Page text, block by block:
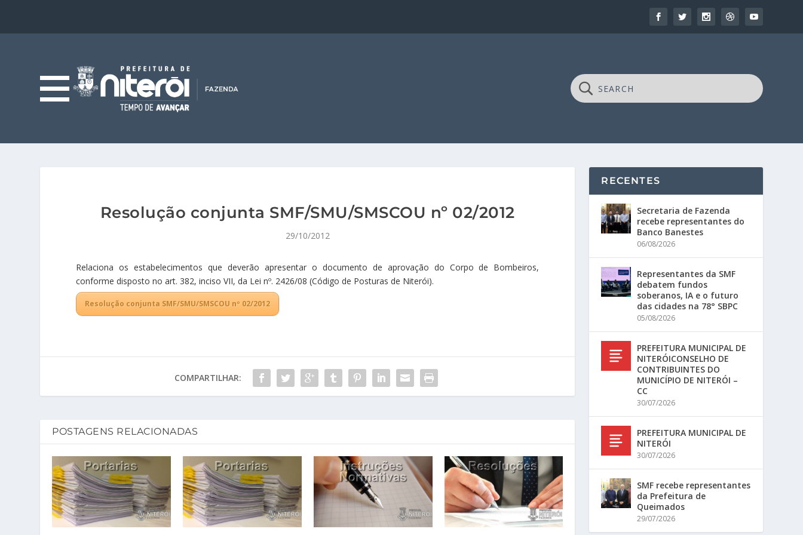
Resolução conjunta SMF/SMU/SMSCOU nº 02/2012
29/10/2012
Relaciona os estabelecimentos que deverão apresentar o documento de aprovação do Corpo de Bombeiros,
conforme disposto no art. 382, inciso VII, da Lei nº. 2426/08 (Código de Posturas de Niterói).
Resolução conjunta SMF/SMU/SMSCOU nº 02/2012
COMPARTILHAR:
POSTAGENS RELACIONADAS
RECENTES
Secretaria de Fazenda
recebe representantes do
Banco Banestes
06/08/2026
Representantes da SMF
debatem fundos
soberanos, IA e o futuro
das cidades na 78° SBPC
05/08/2026
PREFEITURA MUNICIPAL DE
NITERÓICONSELHO DE
CONTRIBUINTES DO
MUNICÍPIO DE NITERÓI –
CC
30/07/2026
PREFEITURA MUNICIPAL DE
NITERÓI
30/07/2026
SMF recebe representantes
da Prefeitura de
Queimados
29/07/2026